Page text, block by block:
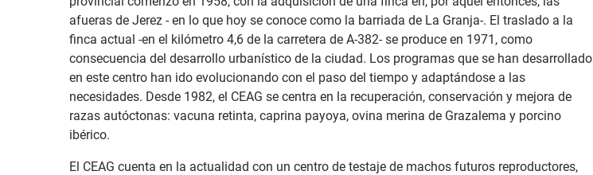
afueras de Jerez - en lo que hoy se conoce como la barriada de La Granja-. El traslado a la
finca actual -en el kilómetro 4,6 de la carretera de A-382- se produce en 1971, como
consecuencia del desarrollo urbanístico de la ciudad. Los programas que se han desarrollado
en este centro han ido evolucionando con el paso del tiempo y adaptándose a las
necesidades. Desde 1982, el CEAG se centra en la recuperación, conservación y mejora de
razas autóctonas: vacuna retinta, caprina payoya, ovina merina de Grazalema y porcino
ibérico.
El CEAG cuenta en la actualidad con un centro de testaje de machos futuros reproductores,